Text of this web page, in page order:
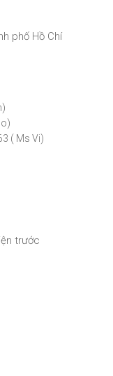
phố Hồ Chí
( Ms Vi)
trước